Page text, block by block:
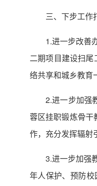
三、下步工作
1.进一步改善
二期项目建设扫
络共享和城乡教育
2.进一步加强
蓉区挂职锻炼骨
作，充分发挥辐射
3.进一步加强
年人保护、预防